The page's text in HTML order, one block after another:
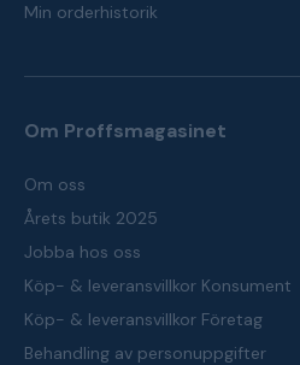
Min orderhistorik
Om Proffsmagasinet
Om oss
Årets butik 2025
Jobba hos oss
Köp- & leveransvillkor Konsument
Köp- & leveransvillkor Företag
Behandling av personuppgifter